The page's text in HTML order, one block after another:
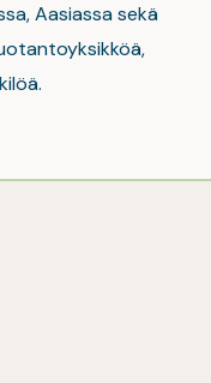
Aasiassa sekä